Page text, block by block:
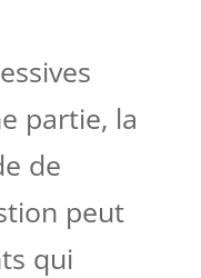
partie, la
de
peut
qui